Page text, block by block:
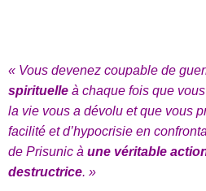
« Vous devenez coupable de
spirituelle à chaque fois que
la vie vous a dévolu et que vous
facilité et d’hypocrisie en
de Prisunic à une véritable
destructrice. »